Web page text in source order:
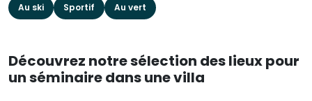
Au ski Sportif Au vert
Découvrez notre sélection des lieux pour
un séminaire dans une villa